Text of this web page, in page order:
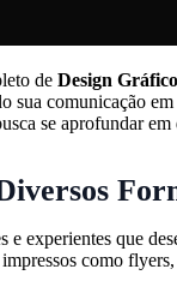
de Design
sua comunicação
se aprofundar em
e experientes que
como